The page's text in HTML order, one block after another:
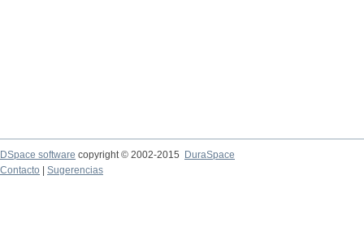
DSpace software copyright © 2002-2015
DuraSpace
Contacto
Sugerencias